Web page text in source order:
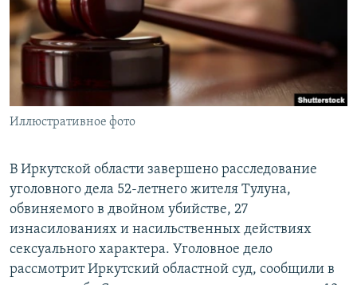
РАСПИСАНИЕ ВЕЩАНИЯ
ПОДПИШИТЕСЬ НА РАССЫЛКУ
СОЦИАЛЬНЫЕ СЕТИ
Все сайты РСЕ/РС
Иллюстративное фото
В Иркутской области завершено расследование
уголовного дела 52-летнего жителя Тулуна,
обвиняемого в двойном убийстве, 27
изнасилованиях и насильственных действиях
сексуального характера. Уголовное дело
рассмотрит Иркутский областной суд, сообщили в